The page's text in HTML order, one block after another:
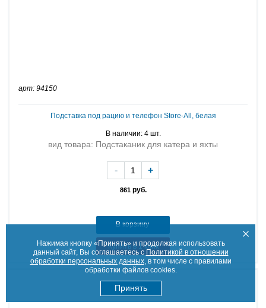
арт: 94150
Подставка под рацию и телефон Store-All, белая
В наличии: 4 шт.
вид товара: Подстаканик для катера и яхты
861руб.
- +
В корзину
Купить в 1 клик
Нажимая кнопку «Принять» и продолжая использовать
данный сайт, Вы соглашаетесь с Политикой в отношении
обработки персональных данных, в том числе с правилами
обработки файлов cookies.
Принять